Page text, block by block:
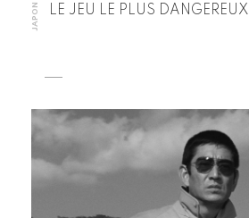
JAPON LE JEU LE PLUS DANGEREUX